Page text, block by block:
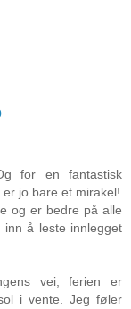
for en fantastisk
jo bare et mirakel!
og er bedre på alle
å leste innlegget
vei, ferien er
i vente. Jeg føler